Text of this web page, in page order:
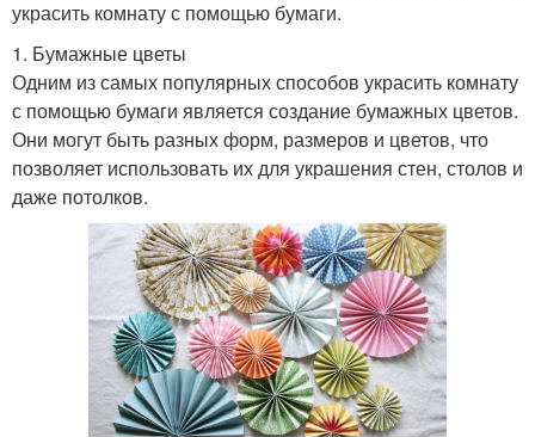
украсить комнату с помощью бумаги.
1. Бумажные цветы
Одним из самых популярных способов украсить комнату
с помощью бумаги является создание бумажных цветов.
Они могут быть разных форм, размеров и цветов, что
позволяет использовать их для украшения стен, столов и
даже потолков.